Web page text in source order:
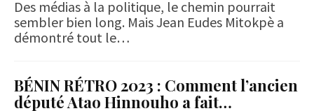
Des médias à la politique, le chemin pourrait
sembler bien long. Mais Jean Eudes Mitokpè a
démontré tout le…
BÉNIN RÉTRO 2023 : Comment l’ancien
député Atao Hinnouho a fait…